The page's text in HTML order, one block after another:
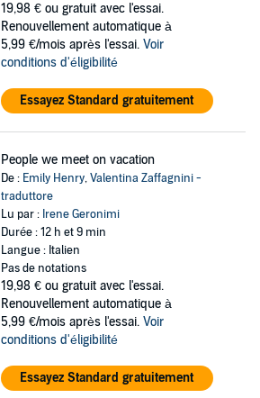
19,98 € ou gratuit avec l'essai.
Renouvellement automatique à
5,99 €/mois après l'essai. Voir
conditions d'éligibilité
Essayez Standard gratuitement
People we meet on vacation
De : Emily Henry,Valentina Zaffagnini -
traduttore
Lu par : Irene Geronimi
Durée : 12 h et 9 min
Langue : Italien
Pas de notations
19,98 € ou gratuit avec l'essai.
Renouvellement automatique à
5,99 €/mois après l'essai. Voir
conditions d'éligibilité
Essayez Standard gratuitement